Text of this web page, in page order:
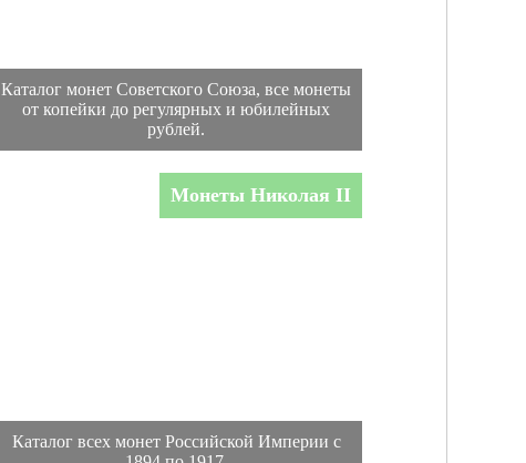
Каталог монет Советского Союза, все монеты
от копейки до регулярных и юбилейных
рублей.
Монеты Николая II
Каталог всех монет Российской Империи с